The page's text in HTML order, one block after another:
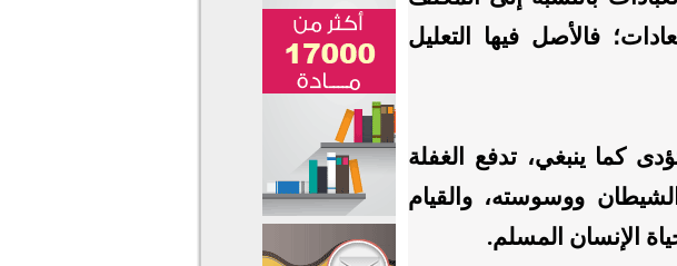
فالأصل فيها التعليل
كما ينبغي، تدفع الغفلة
ووسوسته، والقيام
الإنسان المسلم.